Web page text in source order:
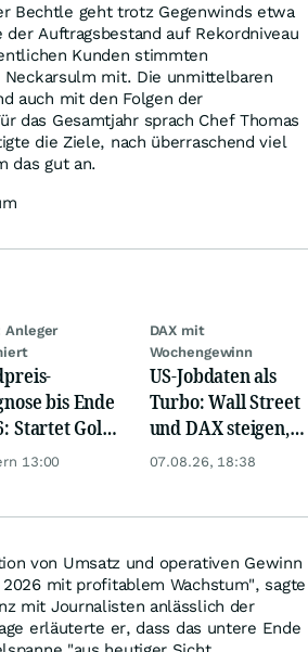
Bechtle geht trotz Gegenwinds etwa
Auftragsbestand auf Rekordniveau
Kunden stimmten
mit. Die unmittelbaren
auch mit den Folgen der
das Gesamtjahr sprach Chef Thomas
die Ziele, nach überraschend viel
das gut an.
Anleger
bis Ende
Startet Gold
neue
13:00
DAX mit
Wochengewinn
US-Jobdaten als
Turbo: Wall Street
und DAX steigen,
Gold glänzt
07.08.26, 18:38
von Umsatz und operativen Gewinn
mit profitablem Wachstum", sagte
mit Journalisten anlässlich der
erläuterte er, dass das untere Ende